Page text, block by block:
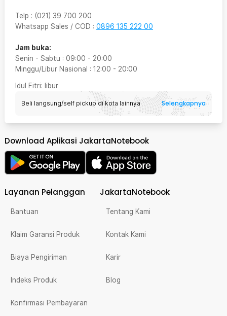
Telp : (021) 39 700 200
Whatsapp Sales / COD : 0896 135 222 00
Jam buka:
Senin - Sabtu : 09:00 - 20:00
Minggu/Libur Nasional : 12:00 - 20:00
Idul Fitri: libur
Beli langsung/self pickup di kota lainnya Selengkapnya
Download Aplikasi JakartaNotebook
Layanan Pelanggan
Bantuan
Klaim Garansi Produk
Biaya Pengiriman
Indeks Produk
Konfirmasi Pembayaran
JakartaNotebook
Tentang Kami
Kontak Kami
Karir
Blog